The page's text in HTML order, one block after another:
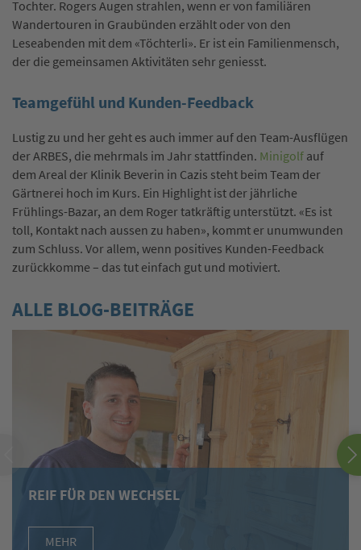
Tochter. Rogers Augen strahlen, wenn er von familiären
Wandertouren in Graubünden erzählt oder von den
Leseabenden mit dem «Töchterli». Er ist ein Familienmensch,
der die gemeinsamen Aktivitäten sehr geniesst.
Teamgefühl und Kunden-Feedback
Lustig zu und her geht es auch immer auf den Team-Ausflügen
der ARBES, die mehrmals im Jahr stattfinden. Minigolf auf
dem Areal der Klinik Beverin in Cazis steht beim Team der
Gärtnerei hoch im Kurs. Ein Highlight ist der jährliche
Frühlings-Bazar, an dem Roger tatkräftig unterstützt. «Es ist
toll, Kontakt nach aussen zu haben», kommt er unumwunden
zum Schluss. Vor allem, wenn positives Kunden-Feedback
zurückkomme – das tut einfach gut und motiviert.
ALLE BLOG-BEITRÄGE
REIF FÜR DEN WECHSEL
MEHR